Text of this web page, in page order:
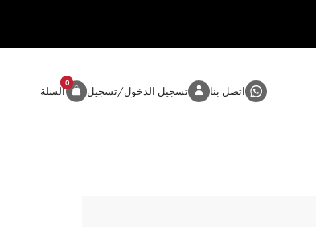
اتصل بنا تسجيل الدخول/تسجيل السلة
0
المنتج